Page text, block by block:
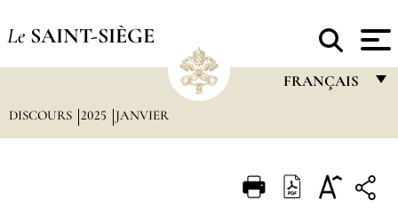
Le SAINT-SIÈGE
FRANÇAIS
ITALIANO
DISCOURS 2025 JANVIER